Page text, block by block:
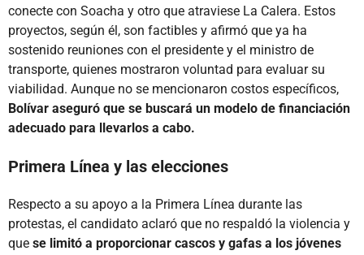
conecte con Soacha y otro que atraviese La Calera. Estos
proyectos, según él, son factibles y afirmó que ya ha
sostenido reuniones con el presidente y el ministro de
transporte, quienes mostraron voluntad para evaluar su
viabilidad. Aunque no se mencionaron costos específicos,
Bolívar aseguró que se buscará un modelo de financiación
adecuado para llevarlos a cabo.
Primera Línea y las elecciones
Respecto a su apoyo a la Primera Línea durante las
protestas, el candidato aclaró que no respaldó la violencia y
que se limitó a proporcionar cascos y gafas a los jóvenes